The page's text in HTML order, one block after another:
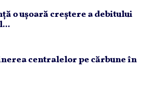
o uşoară creştere a debitului
centralelor pe cărbune în